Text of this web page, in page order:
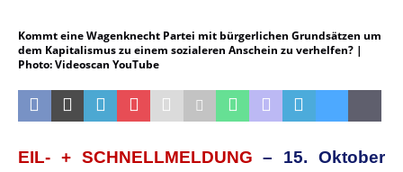
Kommt eine Wagenknecht Partei mit bürgerlichen Grundsätzen um
dem Kapitalismus zu einem sozialeren Anschein zu verhelfen? |
Photo: Videoscan YouTube
EIL- + SCHNELLMELDUNG – 15. Oktober